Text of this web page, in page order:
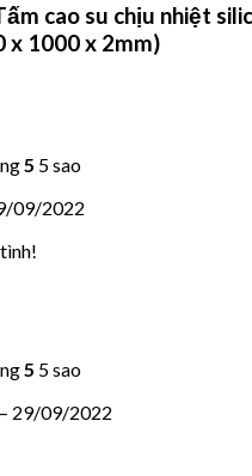
cao su chịu nhiệt
x 1000 x 2mm)
5 5 sao
09/2022
5 5 sao
– 29/09/2022